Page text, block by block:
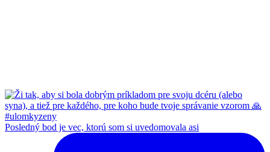
Posledný bod je vec, ktorú som si uvedomovala asi